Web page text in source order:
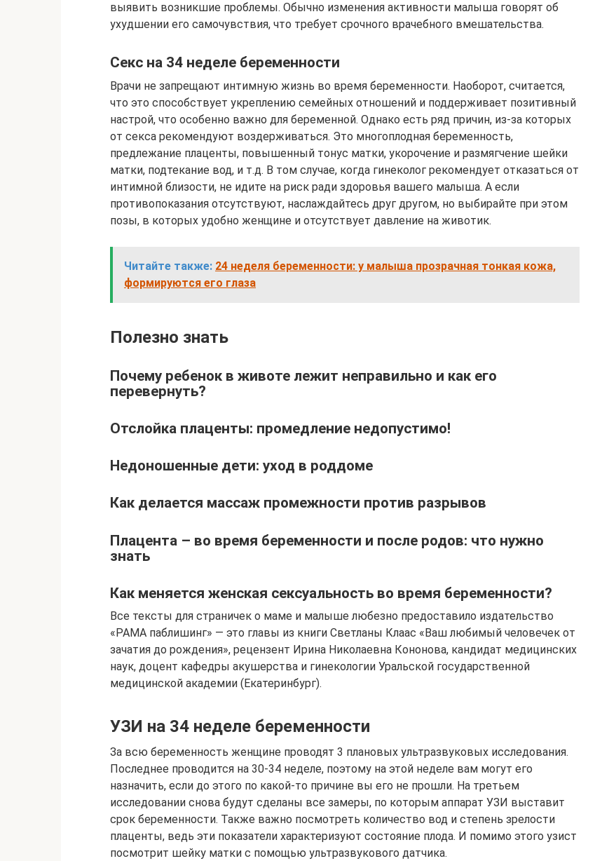
выявить возникшие проблемы. Обычно изменения активности малыша говорят об
ухудшении его самочувствия, что требует срочного врачебного вмешательства.
Секс на 34 неделе беременности
Врачи не запрещают интимную жизнь во время беременности. Наоборот, считается,
что это способствует укреплению семейных отношений и поддерживает позитивный
настрой, что особенно важно для беременной. Однако есть ряд причин, из-за которых
от секса рекомендуют воздерживаться. Это многоплодная беременность,
предлежание плаценты, повышенный тонус матки, укорочение и размягчение шейки
матки, подтекание вод, и т.д. В том случае, когда гинеколог рекомендует отказаться от
интимной близости, не идите на риск ради здоровья вашего малыша. А если
противопоказания отсутствуют, наслаждайтесь друг другом, но выбирайте при этом
позы, в которых удобно женщине и отсутствует давление на животик.
Читайте также: 24 неделя беременности: у малыша прозрачная тонкая кожа,
формируются его глаза
Полезно знать
Почему ребенок в животе лежит неправильно и как его
перевернуть?
Отслойка плаценты: промедление недопустимо!
Недоношенные дети: уход в роддоме
Как делается массаж промежности против разрывов
Плацента – во время беременности и после родов: что нужно
знать
Как меняется женская сексуальность во время беременности?
Все тексты для страничек о маме и малыше любезно предоставило издательство
«РАМА паблишинг» — это главы из книги Светланы Клаас «Ваш любимый человечек от
зачатия до рождения», рецензент Ирина Николаевна Кононова, кандидат медицинских
наук, доцент кафедры акушерства и гинекологии Уральской государственной
медицинской академии (Екатеринбург).
УЗИ на 34 неделе беременности
За всю беременность женщине проводят 3 плановых ультразвуковых исследования.
Последнее проводится на 30-34 неделе, поэтому на этой неделе вам могут его
назначить, если до этого по какой-то причине вы его не прошли. На третьем
исследовании снова будут сделаны все замеры, по которым аппарат УЗИ выставит
срок беременности. Также важно посмотреть количество вод и степень зрелости
плаценты, ведь эти показатели характеризуют состояние плода. И помимо этого узист
посмотрит шейку матки с помощью ультразвукового датчика.